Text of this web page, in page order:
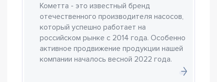
Кометта - это известный бренд
отечественного производителя насосов,
который успешно работает на
российском рынке с 2014 года. Особенно
активное продвижение продукции нашей
компании началось весной 2022 года.